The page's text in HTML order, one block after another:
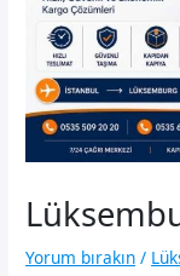
Yorum bırakın /